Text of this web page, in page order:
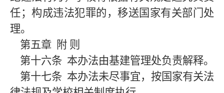
任；构成违法犯罪的，移送国家有关部门处
理。
第五章 附 则
第十六条 本办法由基建管理处负责解释。
第十七条 本办法未尽事宜，按国家有关法